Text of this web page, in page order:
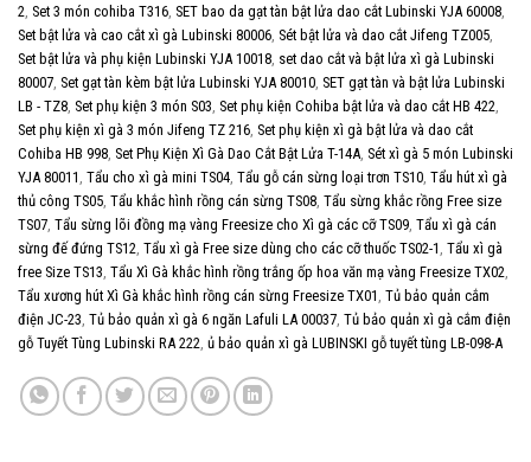
2, Set 3 món cohiba T316, SET bao da gạt tàn bật lửa dao cắt Lubinski YJA 60008,
Set bật lửa và cao cắt xì gà Lubinski 80006, Sét bật lửa và dao cắt Jifeng TZ005,
Set bật lửa và phụ kiện Lubinski YJA 10018, set dao cắt và bật lửa xì gà Lubinski
80007, Set gạt tàn kèm bật lửa Lubinski YJA 80010, SET gạt tàn và bật lửa Lubinski
LB - TZ8, Set phụ kiện 3 món S03, Set phụ kiện Cohiba bật lửa và dao cắt HB 422,
Set phụ kiện xì gà 3 món Jifeng TZ 216, Set phụ kiện xì gà bật lửa và dao cắt
Cohiba HB 998, Set Phụ Kiện Xì Gà Dao Cắt Bật Lửa T-14A, Sét xì gà 5 món Lubinski
YJA 80011 , Tẩu cho xì gà mini TS04, Tẩu gỗ cán sừng loại trơn TS10, Tẩu hút xì gà
thủ công TS05, Tẩu khắc hình rồng cán sừng TS08, Tẩu sừng khắc rồng Free size
TS07, Tẩu sừng lõi đồng mạ vàng Freesize cho Xì gà các cỡ TS09, Tẩu xì gà cán
sừng đế đứng TS12, Tẩu xì gà Free size dùng cho các cỡ thuốc TS02-1 , Tẩu xì gà
free Size TS13, Tẩu Xì Gà khắc hình rồng trắng ốp hoa văn mạ vàng Freesize TX02,
Tẩu xương hút Xì Gà khắc hình rồng cán sừng Freesize TX01 , Tủ bảo quản cắm
điện JC-23, Tủ bảo quản xì gà 6 ngăn Lafuli LA 00037, Tủ bảo quản xì gà cắm điện
gỗ Tuyết Tùng Lubinski RA 222, ủ bảo quản xì gà LUBINSKI gỗ tuyết tùng LB-098-A